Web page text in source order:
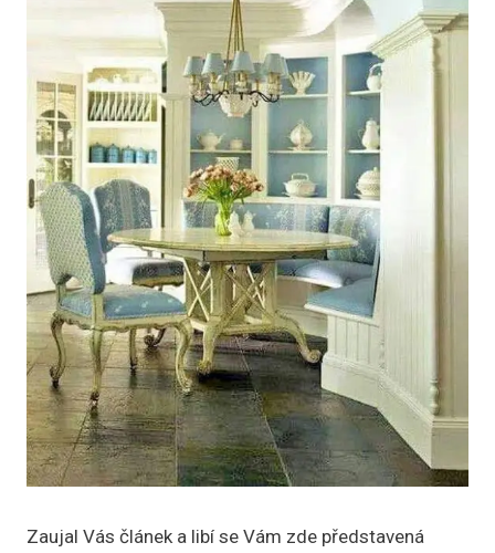
Zaujal Vás článek a libí se Vám zde představená